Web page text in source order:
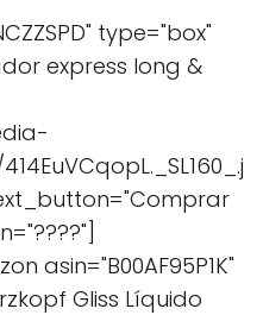
type="box"
express long &
asin="B00AF95P1K"
Gliss Líquido